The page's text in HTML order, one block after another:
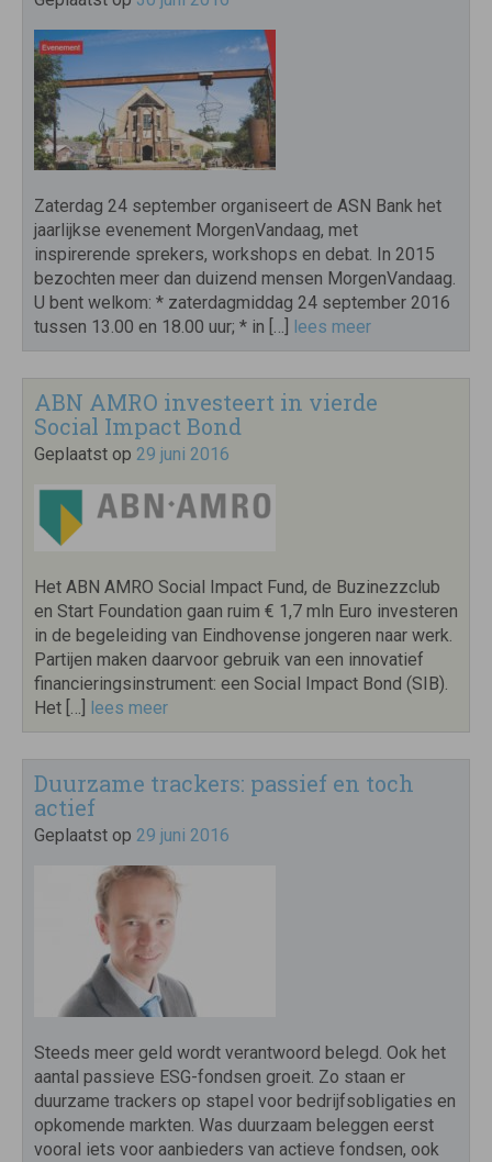
Zaterdag 24 september organiseert de ASN Bank het
jaarlijkse evenement MorgenVandaag, met
inspirerende sprekers, workshops en debat. In 2015
bezochten meer dan duizend mensen MorgenVandaag.
U bent welkom: * zaterdagmiddag 24 september 2016
tussen 13.00 en 18.00 uur; * in […] lees meer
ABN AMRO investeert in vierde
Social Impact Bond
Geplaatst op 29 juni 2016
Het ABN AMRO Social Impact Fund, de Buzinezzclub
en Start Foundation gaan ruim € 1,7 mln Euro investeren
in de begeleiding van Eindhovense jongeren naar werk.
Partijen maken daarvoor gebruik van een innovatief
financieringsinstrument: een Social Impact Bond (SIB).
Het […] lees meer
Duurzame trackers: passief en toch
actief
Geplaatst op 29 juni 2016
Steeds meer geld wordt verantwoord belegd. Ook het
aantal passieve ESG-fondsen groeit. Zo staan er
duurzame trackers op stapel voor bedrijfsobligaties en
opkomende markten. Was duurzaam beleggen eerst
vooral iets voor aanbieders van actieve fondsen, ook